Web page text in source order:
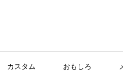
カスタム おもしろ